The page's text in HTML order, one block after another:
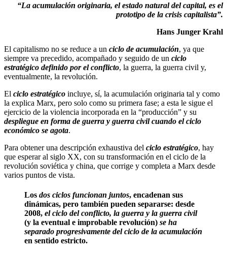
“La acumulación originaria, el estado natural del capital, es el
prototipo de la crisis capitalista”.
Hans Junger Krahl
El capitalismo no se reduce a un ciclo de acumulación, ya que
siempre va precedido, acompañado y seguido de un ciclo
estratégico definido por el conflicto, la guerra, la guerra civil y,
eventualmente, la revolución.
El ciclo estratégico incluye, sí, la acumulación originaria tal y como
la explica Marx, pero solo como su primera fase; a esta le sigue el
ejercicio de la violencia incorporada en la “producción” y su
despliegue en forma de guerra y guerra civil cuando el ciclo
económico se agota.
Para obtener una descripción exhaustiva del ciclo estratégico, hay
que esperar al siglo XX, con su transformación en el ciclo de la
revolución soviética y china, que corrige y completa a Marx desde
varios puntos de vista.
Los dos ciclos funcionan juntos, encadenan sus
dinámicas, pero también pueden separarse: desde
2008, el ciclo del conflicto, la guerra y la guerra civil
(y la eventual e improbable revolución) se ha
separado progresivamente del ciclo de la acumulación
en sentido estricto.